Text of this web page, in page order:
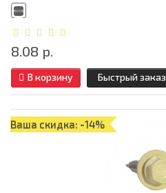
8.08 р.
В корзину Быстрый заказ
Ваша скидка: -14%